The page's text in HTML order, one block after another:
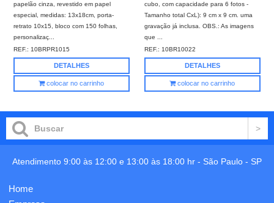
papelão cinza, revestido em papel
especial, medidas: 13x18cm, porta-
retrato 10x15, bloco com 150 folhas,
personalizaç...
REF.: 10BRPR1015
DETALHES
colocar no carrinho
cubo, com capacidade para 6 fotos -
Tamanho total CxL): 9 cm x 9 cm. uma
gravação já inclusa. OBS.: As imagens
que ...
REF.: 10BR10022
DETALHES
colocar no carrinho
Atendimento 9:00 às 12:00 e 13:00 às 18:00 hr - São Paulo - SP
Home